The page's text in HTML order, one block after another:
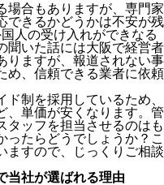
場合もありますが、専門家
できるかどうかは不安が残
人の受け入れができなる
聞いた話には大阪で経営者
りますが、報道されない事
め、信頼できる業者に依頼
制を採用しているため、
、単価が安くなります。管
タッフを担当させるのはも
ったらどうでしょうか？こ
ますので、じっくりご相談
当社が選ばれる理由